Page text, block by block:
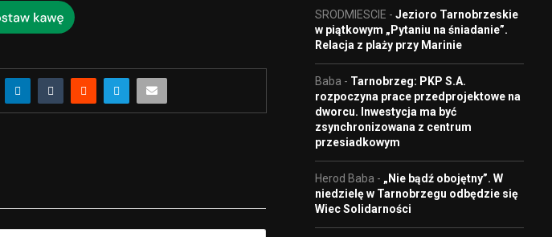
SRODMIESCIE - Jezioro Tarnobrzeskie
w piątkowym „Pytaniu na śniadanie”.
Relacja z plaży przy Marinie
Baba - Tarnobrzeg: PKP S.A.
rozpoczyna prace przedprojektowe na
dworcu. Inwestycja ma być
zsynchronizowana z centrum
przesiadkowym
Herod Baba - „Nie bądź obojętny”. W
niedzielę w Tarnobrzegu odbędzie się
Wiec Solidarności